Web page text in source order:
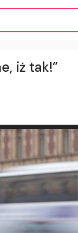
iż tak!”